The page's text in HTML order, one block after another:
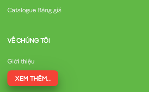
Catalogue Bảng giá
VỀ CHÚNG TÔI
Giới thiệu
XEM THÊM...